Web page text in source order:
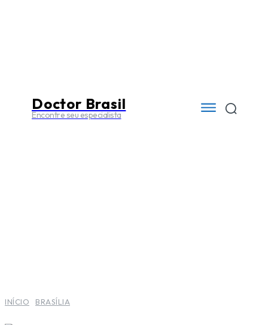
Doctor Brasil
Encontre seu especialista
INÍCIO BRASÍLIA